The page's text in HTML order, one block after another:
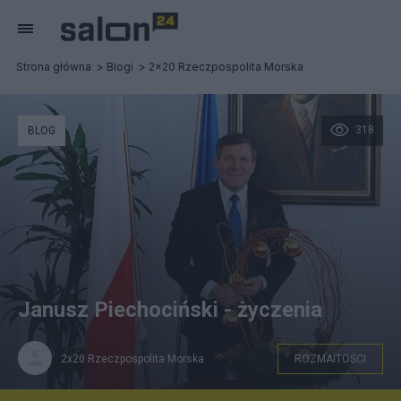
Strona główna Blogi 2x20 Rzeczpospolita Morska
318
BLOG
Janusz Piechociński - życzenia
2x20 Rzeczpospolita Morska ROZMAITOŚCI